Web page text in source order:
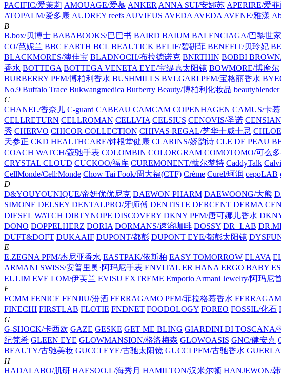
PACIFIC/爱茉莉 AMOUAGE/爱慕 ANKER ANNA SUI/安娜苏 APERIRE/爱
ATOPALM/爱多康 AUDREY reefs AUVIEUS AVEDA AVEDA AVENE/雅漾
B
B.box/贝博士 BABABOOKS/巴巴书 BAIRD BAIUM BALENCIAGA/巴黎世
CO/芭妮兰 BBC EARTH BCL BEAUTICK BELIF/碧硏菲 BENEFIT/贝玲妃
BLACKMORES/澳佳宝 BLADNOCH/布拉德诺克 BNRTHIN BOBBI
香水 BOTTEGA BOTTEGA VENETA EYE/宝缇嘉太阳镜 BOWMORE/博摩尔
BURBERRY PFM/博柏利香水 BUSHMILLS BVLGARI PFM/宝格丽香水
No.9 Buffalo Trace Bukwangmedica Burberry Beauty/博柏利化妆品 beautyblender
C
CHANEL/香奈儿 C-guard CABEAU CAMCAM COPENHAGEN CAMUS/卡慕
CELLRETURN CELLROMAN CELLVIA CELSIUS CENOVIS/圣诺
秀 CHERVO CHICOR COLLECTION CHIVAS REGAL/芝华士威士忌
天参正 CKD HEALTHCARE/钟根堂健康 CLARINS/娇韵诗 CLE DE PEAU
COACH WATCH/蔻驰手表 COLOMBIN COLORGRAM COMOTOMO/可么
CRYSTAL CLOUD CUCKOO/福库 CUREMONENT/蔻尔梦特 CaddyTalk
CellMonde/Cell:Monde Chow Tai Fook/周大福(CTF) Crème Curel/珂润 cepoLAB
D
D&YOUYOUNIQUE/帝妍优优尼克 DAEWON PHARM DAEWOONG/大熊
SIMONE DELSEY DENTALPRO/牙师傅 DENTISTE DERCENT DERMA
DIESEL WATCH DIRTYNOPE DISCOVERY DKNY PFM/唐可娜儿香水
DONO DOPPELHERZ DORIA DORMANS/速溶咖啡 DOSSY DR+LAB
DUFT&DOFT DUKAAIF DUPONT/都彭 DUPONT EYE/都彭太阳镜
E
E.ZEGNA PFM/杰尼亚香水 EASTPAK/依斯柏 EASY TOMORROW ELAVA
ARMANI SWISS/安普里奥·阿玛尼手表 ENVITAL ER HANA ERGO BABY
EULIM EVE LOM/伊芙兰 EVISU EXTREME Emporio Armani Jewelry/阿玛尼
F
FCMM FENICE FENJIU/汾酒 FERRAGAMO PFM/菲拉格慕香水
FINECHI FIRSTLAB FLOTIE FNDNET FOODOLOGY FOREO FOSSIL/化石
G
G-SHOCK/卡西欧 GAZE GESKE GET ME BLING GIARDINI DI TOSCANA/
纪梵希 GLEEN EYE GLOWMANSION/格洛梅森 GLOWOASIS GNC/健安喜
BEAUTY/古驰美妆 GUCCI EYE/古驰太阳镜 GUCCI PFM/古驰香水
H
HADALABO/肌研 HAESOO.L/海秀月 HAMILTON/汉米尔顿 HANJEWON/